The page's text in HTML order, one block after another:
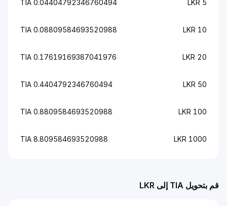
قم بتحويل TIA إلى LKR
5 LKR
0.04404792346760494 TIA
10 LKR
0.08809584693520988 TIA
20 LKR
0.17619169387041976 TIA
50 LKR
0.4404792346760494 TIA
100 LKR
0.8809584693520988 TIA
1000 LKR
8.809584693520988 TIA